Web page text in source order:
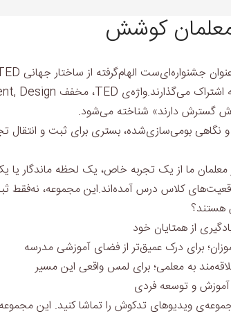
کوشش
اشتراک می‌گذارند.
گسترش دارند» شناخته می‌شود.
نگاهی بومی‌سازی‌شده، بستری برای ثبت و انتقال
معلمان ما از یک تجربه خاص، یک لحظه ماندگار
کلاس درس آمده‌اند.این مجموعه، نه‌فقط
از همتایان خود
برای درک عمیق‌تر از فضای آموزشی مدرسه
به معلمی؛ برای لمس واقعی این مسیر
آموزش و توسعه فردی
ویدیوهای تدکوش را تماشا کنید. این